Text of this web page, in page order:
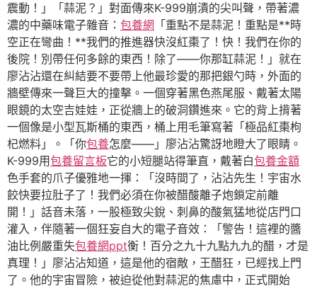
震動！」「蒜泥？」對面傳來K-999崩潰的尖叫聲，帶著濃
濃的中藥味電子雜音： 包養網 「重點不是蒜泥！重點是**時
空正在彎曲！**我們的推進器快沒紅棗了！快！我們在你的
後院！別帶任何多餘的東西！除了——你那缸蒜泥！」就在
廖沾沾還在糾結要不要帶上他最珍愛的那把銀勺時，外面的
牆壁傳來一聲巨大的撞擊。一個穿著黑色燕尾服、戴著太陽
眼鏡的太空吉娃娃，正從牆上的破洞鑽進來。它的背上揹著
一個像是小型瓦斯桶的東西，桶上用毛筆寫著「極品紅棗枸
杞燃料」。「你包養怎麼——」廖沾沾驚訝地瞪大了眼睛。
K-999用包養留言板它的小短腿站得筆直，戴著白包養金額
色手套的爪子優雅地一揮：「沒時間了，沾沾先生！宇宙水
餃快要拉肚子了！我們必須在你被醋酸離子炮鎖定前離
開！」話音未落，一股極致尖銳、刺鼻的酸氣猛地從店門口
灌入，伴隨著一個狂妄自大的電子音效：「警告！這裡的醬
油比例嚴重失包養網ppt衡！百分之九十九點九九的醋，才是
真理！」廖沾沾知道，這是他的宿敵，王醋狂，已經找上門
了。他的宇宙冒險，被迫從他對蒜泥的焦慮中，正式開始